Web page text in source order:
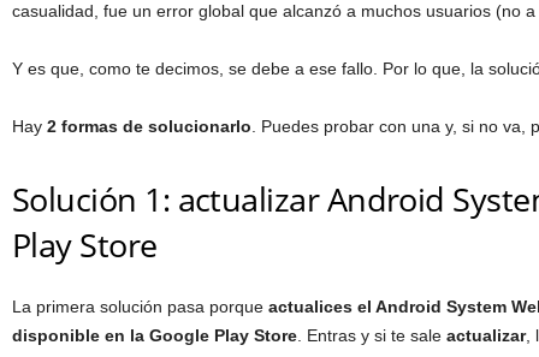
casualidad, fue un error global que alcanzó a muchos usuarios (no
Y es que, como te decimos, se debe a ese fallo. Por lo que, la
Hay 2 formas de solucionarlo . Puedes probar con una y, si no va,
Solución 1: actualizar Android
Play Store
La primera solución pasa porque actualices el Android System
disponible en la Google Play Store . Entras y si te sale actualizar,